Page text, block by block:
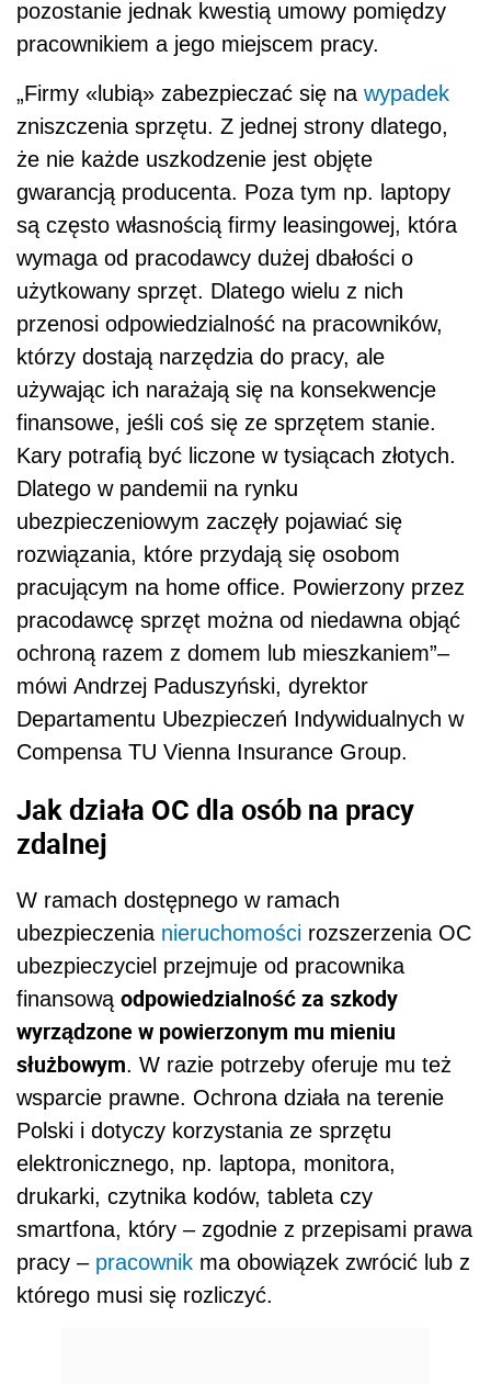
przenosi odpowiedzialność na pracowników,
którzy dostają narzędzia do pracy, ale
używając ich narażają się na konsekwencje
finansowe, jeśli coś się ze sprzętem stanie.
Kary potrafią być liczone w tysiącach złotych.
Dlatego w pandemii na rynku
ubezpieczeniowym zaczęły pojawiać się
rozwiązania, które przydają się osobom
pracującym na home office. Powierzony przez
pracodawcę sprzęt można od niedawna objąć
ochroną razem z domem lub mieszkaniem”–
mówi Andrzej Paduszyński, dyrektor
Departamentu Ubezpieczeń Indywidualnych w
Compensa TU Vienna Insurance Group.
Jak działa OC dla osób na pracy
zdalnej
W ramach dostępnego w ramach
ubezpieczenia
nieruchomości
rozszerzenia OC
ubezpieczyciel przejmuje od pracownika
odpowiedzialność za szkody
wyrządzone w powierzonym mu mieniu
służbowym
. W razie potrzeby oferuje mu też
wsparcie prawne. Ochrona działa na terenie
Polski i dotyczy korzystania ze sprzętu
elektronicznego, np. laptopa, monitora,
drukarki, czytnika kodów, tableta czy
smartfona, który – zgodnie z przepisami prawa
pracy –pracownikma obowiązek zwrócić lub z
którego musi się rozliczyć.
REKLAMA